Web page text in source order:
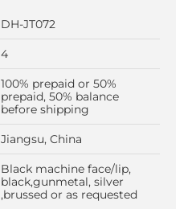
DH-JT072
4
100% prepaid or 50%
prepaid, 50% balance
before shipping
Jiangsu, China
Black machine face/lip,
black,gunmetal, silver
,brussed or as requested